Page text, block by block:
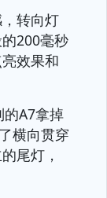
转向灯
200毫秒
效果和
A7拿掉
横向贯穿
尾灯，